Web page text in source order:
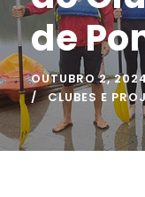
de
OUTUBRO 2,
CLUBES E